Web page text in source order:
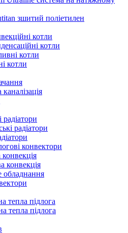
зшитий поліетилен
котли
котли
котли
котли
радіатори
радіатори
конвектори
конвекція
обладнання
тепла підлога
тепла підлога